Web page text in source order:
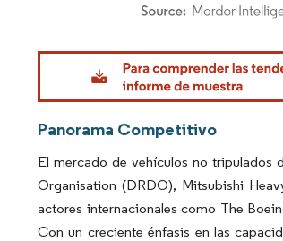
Imagen © Mordor Intelligence. El uso requiere
Panorama Competitivo
El mercado de vehículos no tripulados
Organisation (DRDO), Mitsubishi
actores internacionales como The
Con un creciente énfasis en las